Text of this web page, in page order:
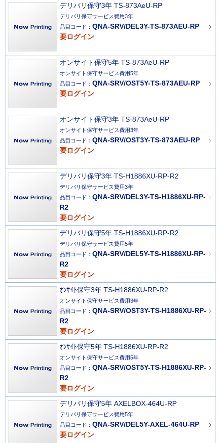
デリバリ保守3年 TS-873AeU-RP
デリバリ保守サービス費用3年
品目コード： QNA-SRV/DEL3Y-TS-873AEU-RP
要ログイン
オンサイト保守5年 TS-873AeU-RP
オンサイト保守サービス費用5年
品目コード： QNA-SRV/OST5Y-TS-873AEU-RP
要ログイン
オンサイト保守3年 TS-873AeU-RP
オンサイト保守サービス費用3年
品目コード： QNA-SRV/OST3Y-TS-873AEU-RP
要ログイン
デリバリ保守3年 TS-H1886XU-RP-R2
デリバリ保守サービス費用3年
品目コード： QNA-SRV/DEL3Y-TS-H1886XU-RP-
R2
要ログイン
デリバリ保守5年 TS-H1886XU-RP-R2
デリバリ保守サービス費用5年
品目コード： QNA-SRV/DEL5Y-TS-H1886XU-RP-
R2
要ログイン
ｵﾝｻｲﾄ保守3年 TS-H1886XU-RP-R2
オンサイト保守サービス費用3年
品目コード： QNA-SRV/OST3Y-TS-H1886XU-RP-
R2
要ログイン
ｵﾝｻｲﾄ保守5年 TS-H1886XU-RP-R2
オンサイト保守サービス費用5年
品目コード： QNA-SRV/OST5Y-TS-H1886XU-RP-
R2
要ログイン
デリバリ保守5年 AXELBOX-464U-RP
デリバリ保守サービス費用5年
品目コード： QNA-SRV/DEL5Y-AXEL-464U-RP
要ログイン